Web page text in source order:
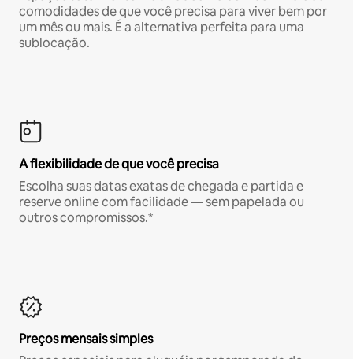
comodidades de que você precisa para viver bem por
um mês ou mais. É a alternativa perfeita para uma
sublocação.
A flexibilidade de que você precisa
Escolha suas datas exatas de chegada e partida e
reserve online com facilidade — sem papelada ou
outros compromissos.*
Preços mensais simples